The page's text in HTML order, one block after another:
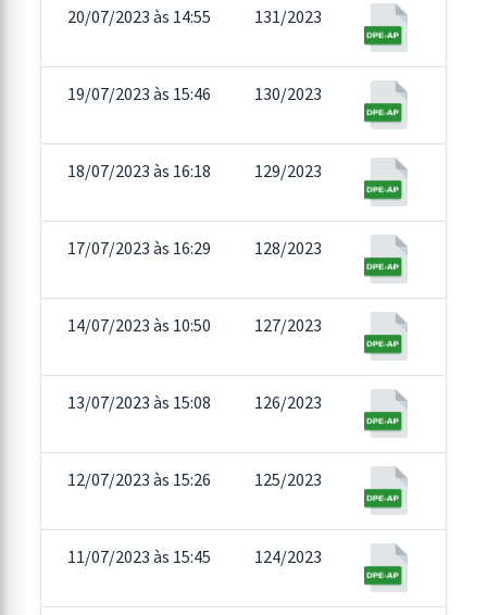
20/07/2023 às 14:55 131/2023
19/07/2023 às 15:46 130/2023
18/07/2023 às 16:18 129/2023
17/07/2023 às 16:29 128/2023
14/07/2023 às 10:50 127/2023
13/07/2023 às 15:08 126/2023
12/07/2023 às 15:26 125/2023
11/07/2023 às 15:45 124/2023